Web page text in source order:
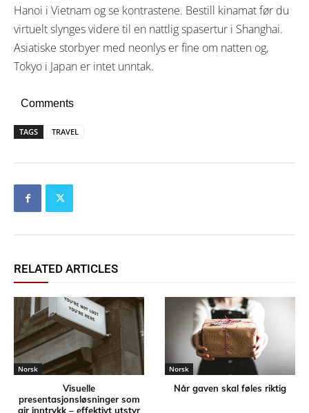
Hanoi i Vietnam og se kontrastene. Bestill kinamat før du
virtuelt slynges videre til en nattlig spasertur i Shanghai.
Asiatiske storbyer med neonlys er fine om natten og,
Tokyo i Japan er intet unntak.
Comments
TAGS TRAVEL
RELATED ARTICLES
Norsk
Visuelle
presentasjonsløsninger som
gir inntrykk – effektivt utstyr
Norsk
Når gaven skal føles riktig